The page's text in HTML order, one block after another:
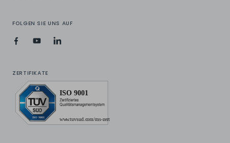
FOLGEN SIE UNS AUF
ZERTIFIKATE